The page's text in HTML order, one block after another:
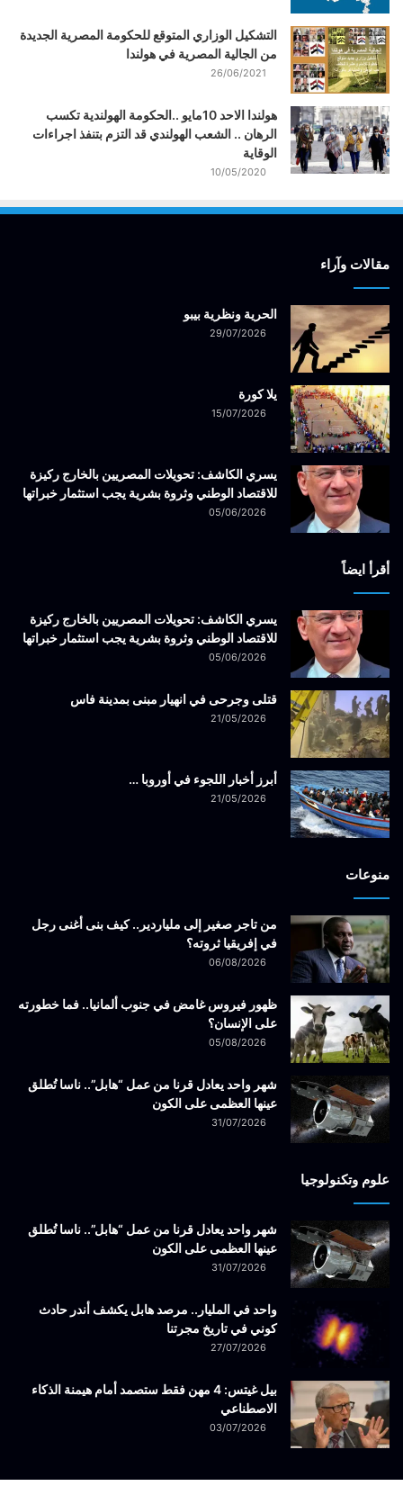
التشكيل الوزاري المتوقع للحكومة المصرية الجديدة
من الجالية المصرية في هولندا
26/06/2021
هولندا الاحد 10مايو ..الحكومة الهولندية تكسب
الرهان .. الشعب الهولندي قد التزم بتنفذ اجراءات
الوقاية
10/05/2020
مقالات وآراء
الحرية ونظرية بيبو
29/07/2026
يلا كورة
15/07/2026
يسري الكاشف: تحويلات المصريين بالخارج ركيزة
للاقتصاد الوطني وثروة بشرية يجب استثمار خبراتها
05/06/2026
أقرأ ايضاً
يسري الكاشف: تحويلات المصريين بالخارج ركيزة
للاقتصاد الوطني وثروة بشرية يجب استثمار خبراتها
05/06/2026
قتلى وجرحى في انهيار مبنى بمدينة فاس
21/05/2026
أبرز أخبار اللجوء في أوروبا …
21/05/2026
منوعات
من تاجر صغير إلى ملياردير.. كيف بنى أغنى رجل
في إفريقيا ثروته؟
06/08/2026
ظهور فيروس غامض في جنوب ألمانيا.. فما خطورته
على الإنسان؟
05/08/2026
شهر واحد يعادل قرنا من عمل “هابل”.. ناسا تُطلق
عينها العظمى على الكون
31/07/2026
علوم وتكنولوجيا
شهر واحد يعادل قرنا من عمل “هابل”.. ناسا تُطلق
عينها العظمى على الكون
31/07/2026
واحد في المليار.. مرصد هابل يكشف أندر حادث
كوني في تاريخ مجرتنا
27/07/2026
بيل غيتس: 4 مهن فقط ستصمد أمام هيمنة الذكاء
الاصطناعي
03/07/2026